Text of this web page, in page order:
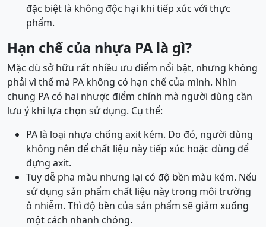
đặc biệt là không độc hại khi tiếp xúc với thực
phẩm.
Hạn chế của nhựa PA là gì?
Mặc dù sở hữu rất nhiều ưu điểm nổi bật, nhưng không
phải vì thế mà PA không có hạn chế của mình. Nhìn
chung PA có hai nhược điểm chính mà người dùng cần
lưu ý khi lựa chọn sử dụng. Cụ thể:
PA là loại nhựa chống axit kém. Do đó, người dùng
không nên để chất liệu này tiếp xúc hoặc dùng để
đựng axit.
Tuy dễ pha màu nhưng lại có độ bền màu kém. Nếu
sử dụng sản phẩm chất liệu này trong môi trường
ô nhiễm. Thì độ bền của sản phẩm sẽ giảm xuống
một cách nhanh chóng.